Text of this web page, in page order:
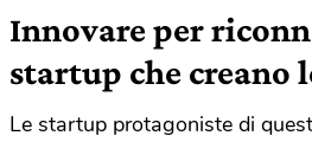
Innovare per
startup che creano
Le startup protagoniste di